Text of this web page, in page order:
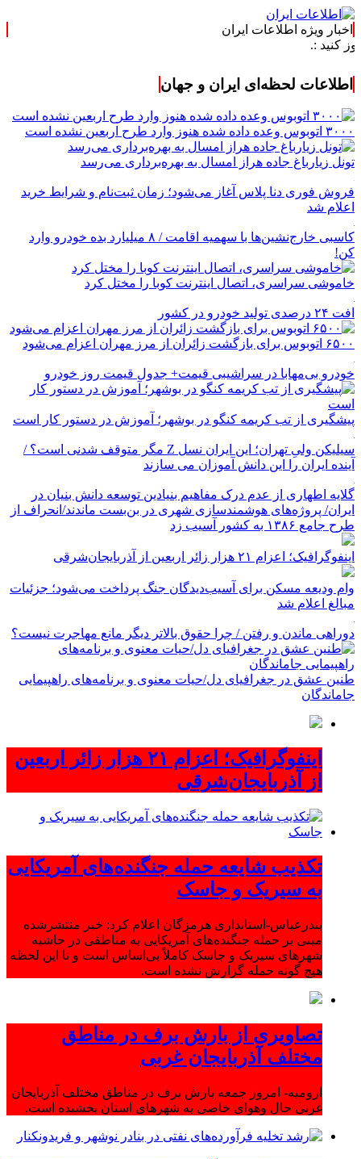
اخبار ویژه اطلاعات ایران
:.
اطلاعات لحظه‌ای ایران و جهان
۳۰۰۰ اتوبوس وعده داده شده هنوز وارد طرح اربعین نشده است
تونل زیارباغ جاده هراز امسال به بهره‌برداری می‌رسد
فروش فوری دنا پلاس آغاز می‌شود؛ زمان ثبت‌نام و شرایط خرید
اعلام شد
کاسبی خارج‌نشین‌ها با سهمیه اقامت / ۸ میلیارد بده خودرو وارد
کن!
خاموشی سراسری، اتصال اینترنت کوبا را مختل کرد
افت ۲۴ درصدی تولید خودرو در کشور
۶۵۰۰ اتوبوس برای بازگشت زائران از مرز مهران اعزام می‌شود
خودرو بی‌مهابا در سراشیبی قیمت+ جدول قیمت روز خودرو
پیشگیری از تب کریمه کنگو در بوشهر؛ آموزش در دستور کار است
سیلیکن ولیِ تهران؛ این ایران نسل Z مگر متوقف شدنی است؟ /
آینده ایران را این دانش آموزان می سازند
گلایه اطهاری از عدم درک مفاهیم بنیادین توسعه دانش بنیان در
ایران/ پروژه‌های هوشمندسازی شهری در بن‌بست ماندند/انحراف از
طرح جامع ۱۳۸۶ به کشور آسیب زد
اینفوگرافیک؛ اعزام ۲۱ هزار زائر اربعین از آذربایجان‌شرقی
وام ودیعه مسکن برای آسیب‌دیدگان جنگ پرداخت می‌شود؛ جزئیات
مبالغ اعلام شد
دوراهی ماندن و رفتن / چرا حقوق بالاتر دیگر مانع مهاجرت نیست؟
طنین عشق در جغرافیای دل/حیات معنوی و برنامه‌های راهپیمایی
جاماندگان
اینفوگرافیک؛ اعزام ۲۱ هزار زائر اربعین
از آذربایجان‌شرقی
تکذیب شایعه حمله جنگنده‌های آمریکایی
به سیریک و جاسک
بندرعباس-استانداری هرمزگان اعلام کرد: خبر منتشرشده
مبنی بر حمله جنگنده‌های آمریکایی به مناطقی در حاشیه
شهرهای سیریک و جاسک کاملاً بی‌اساس است و تا این لحظه
هیچ گونه حمله گزارش نشده است.
تصاویری از بارش برف در مناطق
مختلف آذربایجان غربی
ارومیه- امروز جمعه بارش برف در مناطق مختلف آذربایجان
غربی حال وهوای خاصی به شهرهای استان بخشیده است.